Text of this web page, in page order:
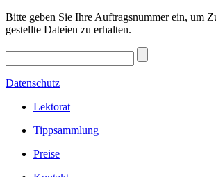
Bitte geben Sie Ihre Auftrags­nummer ein, um
gestellte Dateien zu erhalten.
Datenschutz
Lektorat
Tippsammlung
Preise